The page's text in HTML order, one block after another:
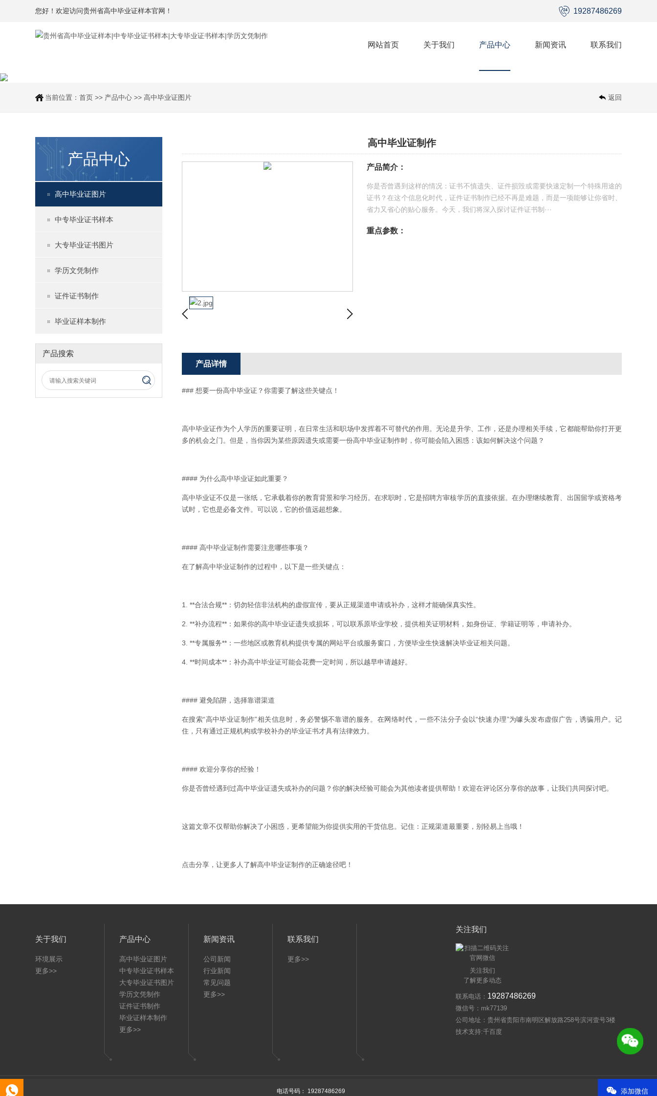
您好！欢迎访问贵州省高中毕业证样本官网！ 19287486269
网站首页 关于我们 产品中心 新闻资讯 联系我们
返回
当前位置： 首页 >> 产品中心 >> 高中毕业证图片
产品中心
高中毕业证图片
中专毕业证书样本
大专毕业证书图片
学历文凭制作
证件证书制作
毕业证样本制作
产品搜索
高中毕业证制作
产品简介：
你是否曾遇到这样的情况：证书不慎遗失、证件损毁或需要快速定制一个特殊用途的
证书？在这个信息化时代，证件证书制作已经不再是难题，而是一项能够让你省时、
省力又省心的贴心服务。今天，我们将深入探讨证件证书制···
重点参数：
产品详情
### 想要一份高中毕业证？你需要了解这些关键点！
高中毕业证作为个人学历的重要证明，在日常生活和职场中发挥着不可替代的作用。无论是升学、工作，还是办理相关手续，它都能帮助你打开更
多的机会之门。但是，当你因为某些原因遗失或需要一份高中毕业证制作时，你可能会陷入困惑：该如何解决这个问题？
#### 为什么高中毕业证如此重要？
高中毕业证不仅是一张纸，它承载着你的教育背景和学习经历。在求职时，它是招聘方审核学历的直接依据。在办理继续教育、出国留学或资格考
试时，它也是必备文件。可以说，它的价值远超想象。
#### 高中毕业证制作需要注意哪些事项？
在了解高中毕业证制作的过程中，以下是一些关键点：
1. **合法合规**：切勿轻信非法机构的虚假宣传，要从正规渠道申请或补办，这样才能确保真实性。
2. **补办流程**：如果你的高中毕业证遗失或损坏，可以联系原毕业学校，提供相关证明材料，如身份证、学籍证明等，申请补办。
3. **专属服务**：一些地区或教育机构提供专属的网站平台或服务窗口，方便毕业生快速解决毕业证相关问题。
4. **时间成本**：补办高中毕业证可能会花费一定时间，所以越早申请越好。
#### 避免陷阱，选择靠谱渠道
在搜索“高中毕业证制作”相关信息时，务必警惕不靠谱的服务。在网络时代，一些不法分子会以“快速办理”为噱头发布虚假广告，诱骗用户。记
住，只有通过正规机构或学校补办的毕业证书才具有法律效力。
#### 欢迎分享你的经验！
你是否曾经遇到过高中毕业证遗失或补办的问题？你的解决经验可能会为其他读者提供帮助！欢迎在评论区分享你的故事，让我们共同探讨吧。
这篇文章不仅帮助你解决了小困惑，更希望能为你提供实用的干货信息。记住：正规渠道最重要，别轻易上当哦！
点击分享，让更多人了解高中毕业证制作的正确途径吧！
关于我们
环境展示
更多>>
产品中心
高中毕业证图片
中专毕业证书样本
大专毕业证书图片
学历文凭制作
证件证书制作
毕业证样本制作
更多>>
新闻资讯
公司新闻
行业新闻
常见问题
更多>>
联系我们
更多>>
关注我们
关注我们
了解更多动态
联系电话： 19287486269
微信号：mk77139
公司地址：贵州省贵阳市南明区解放路258号滨河壹号3楼
技术支持:千百度
Copyright © 2026 贵州省高中毕业证样本贵州省ICP12345678
电话号码： 19287486269 添加微信